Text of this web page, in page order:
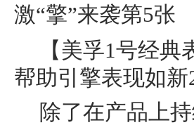
【美孚1号经
帮助引擎表现如新2
除了在产品上